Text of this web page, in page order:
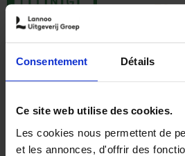
Consentement Détails
Ce site web utilise des cookies.
Les cookies nous permettent de
et les annonces, d'offrir des
€35,50
The Offer